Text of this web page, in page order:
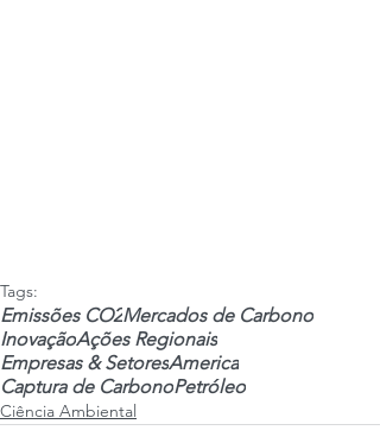
Tags:
Emissões CO2Mercados de Carbono
InovaçãoAções Regionais
Empresas & SetoresAmerica
Captura de CarbonoPetróleo
Ciência Ambiental